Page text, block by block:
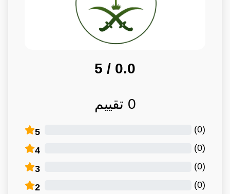
0.0
/ 5
0 تقييم
5 (
0
)
4 (
0
)
3 (
0
)
2 (
0
)